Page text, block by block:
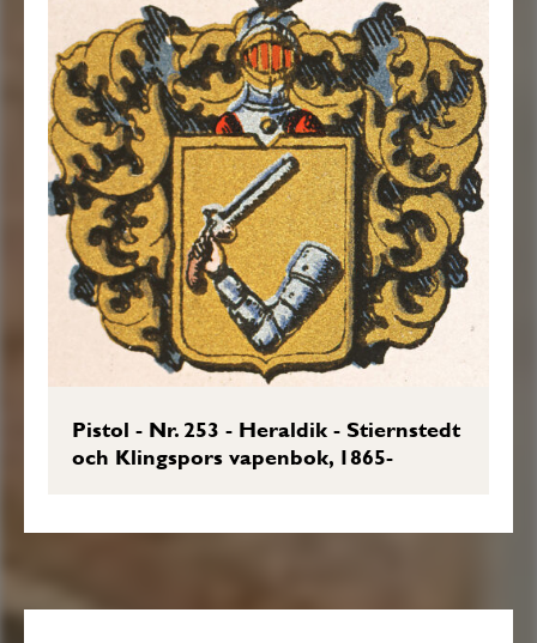
Pistol - Nr. 253 - Heraldik - Stiernstedt
och Klingspors vapenbok, 1865-